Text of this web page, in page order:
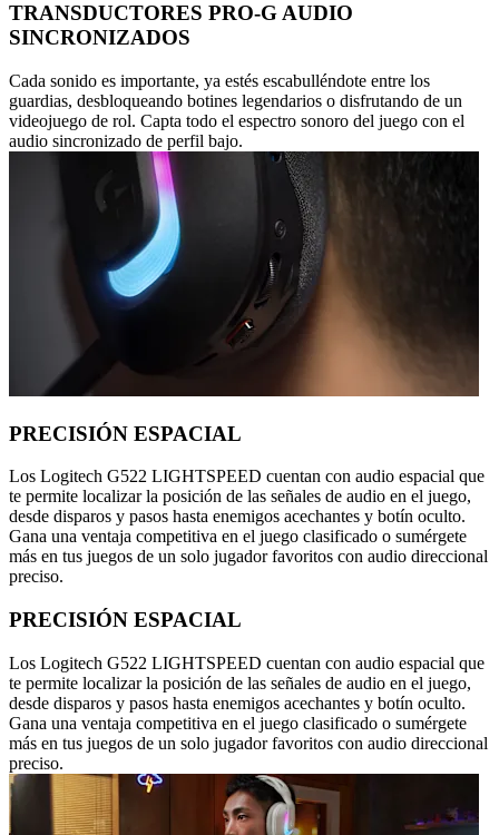
TRANSDUCTORES PRO-G AUDIO
SINCRONIZADOS
Cada sonido es importante, ya estés escabulléndote entre los
guardias, desbloqueando botines legendarios o disfrutando de un
videojuego de rol. Capta todo el espectro sonoro del juego con el
audio sincronizado de perfil bajo.
PRECISIÓN ESPACIAL
Los Logitech G522 LIGHTSPEED cuentan con audio espacial que
te permite localizar la posición de las señales de audio en el juego,
desde disparos y pasos hasta enemigos acechantes y botín oculto.
Gana una ventaja competitiva en el juego clasificado o sumérgete
más en tus juegos de un solo jugador favoritos con audio direccional
preciso.
PRECISIÓN ESPACIAL
Los Logitech G522 LIGHTSPEED cuentan con audio espacial que
te permite localizar la posición de las señales de audio en el juego,
desde disparos y pasos hasta enemigos acechantes y botín oculto.
Gana una ventaja competitiva en el juego clasificado o sumérgete
más en tus juegos de un solo jugador favoritos con audio direccional
preciso.